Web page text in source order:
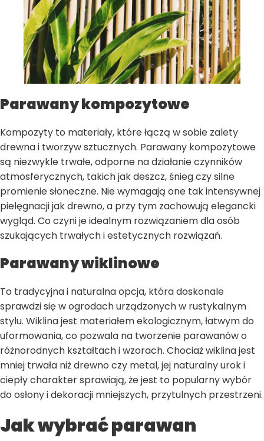
Parawany kompozytowe
Kompozyty to materiały, które łączą w sobie zalety
drewna i tworzyw sztucznych. Parawany kompozytowe
są niezwykle trwałe, odporne na działanie czynników
atmosferycznych, takich jak deszcz, śnieg czy silne
promienie słoneczne. Nie wymagają one tak intensywnej
pielęgnacji jak drewno, a przy tym zachowują elegancki
wygląd. Co czyni je idealnym rozwiązaniem dla osób
szukających trwałych i estetycznych rozwiązań.
Parawany wiklinowe
To tradycyjna i naturalna opcja, która doskonale
sprawdzi się w ogrodach urządzonych w rustykalnym
stylu. Wiklina jest materiałem ekologicznym, łatwym do
uformowania, co pozwala na tworzenie parawanów o
różnorodnych kształtach i wzorach. Chociaż wiklina jest
mniej trwała niż drewno czy metal, jej naturalny urok i
ciepły charakter sprawiają, że jest to popularny wybór
do osłony i dekoracji mniejszych, przytulnych przestrzeni.
Jak wybrać parawan